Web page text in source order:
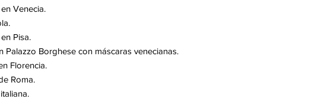
Venecia.
Pisa.
Palazzo Borghese con máscaras venecianas.
Florencia.
Roma.